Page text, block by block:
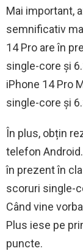
Mai important,
semnificativ
14 Pro are în
single-core și
iPhone 14 Pro
single-core și
În plus, obțin
telefon
în prezent în
scoruri single-
Când vine
Plus iese pe
puncte.